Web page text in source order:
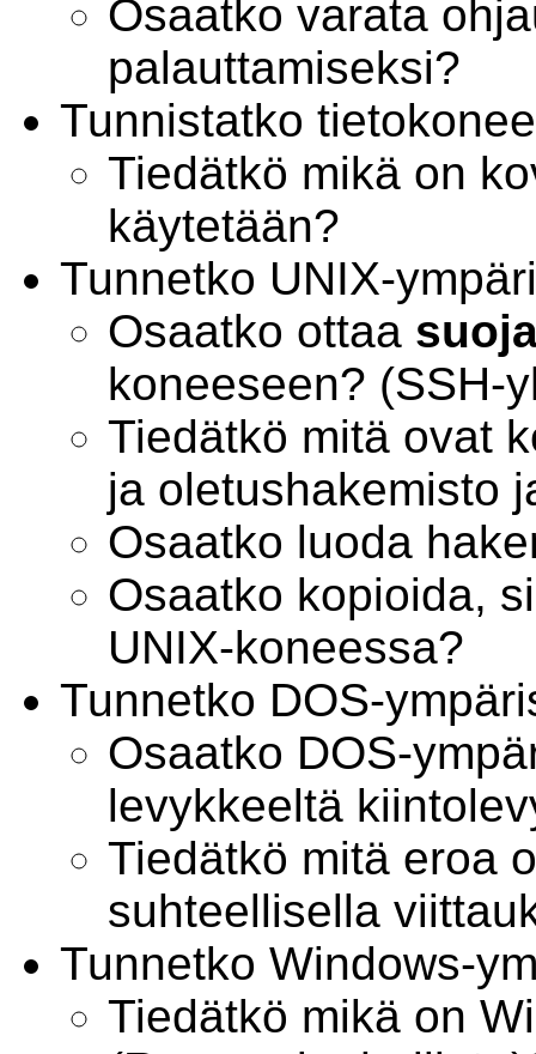
Osaatko varata
palauttamiseksi?
Tunnistatko
Tiedätkö mikä on
käytetään?
Tunnetko UNIX-
Osaatko ottaa
koneeseen? (SSH-
Tiedätkö mitä ovat
ja oletushakemisto
Osaatko luoda
Osaatko kopioida,
UNIX-koneessa?
Tunnetko DOS-
Osaatko DOS-
levykkeeltä
Tiedätkö mitä eroa
suhteellisella
Tunnetko Windows-
Tiedätkö mikä on